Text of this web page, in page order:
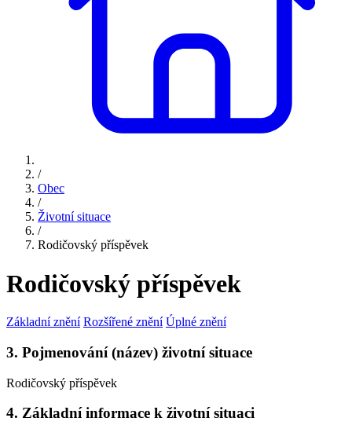
/
Obec
/
Životní situace
/
Rodičovský příspěvek
Rodičovský příspěvek
Základní znění Rozšířené znění Úplné znění
3. Pojmenování (název) životní situace
Rodičovský příspěvek
4. Základní informace k životní situaci